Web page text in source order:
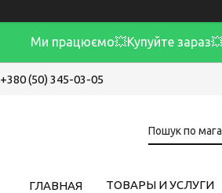
Ми працюємо💥Купуйте
+380 (50) 345-03-05
ГЛАВНАЯ ТОВАРЫ И УСЛУГИ